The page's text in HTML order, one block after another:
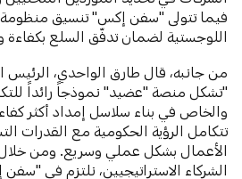
فيما تتولى "سفن إكس" تنسيق منظومة
اللوجستية لضمان تدفّق السلع بكفاءة
من جانبه، قال طارق الواحدي،
"تشكل منصة "عضيد" نموذجاً رائداً
والخاص في بناء سلاسل إمداد أكثر
تتكامل الرؤية الحكومية مع القدرات
الأعمال بشكل عملي وسريع. ومن خلال
الشركاء الاستراتيجيين، نلتزم في